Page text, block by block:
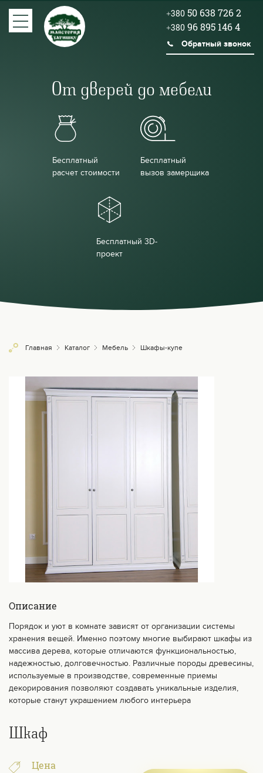
+380 50 638 726 2
+380 96 895 146 4
Обратный звонок
От дверей до мебели
Бесплатный
расчет стоимости
Бесплатный
вызов замерщика
Бесплатный 3D-
проект
Главная Каталог Мебель Шкафы-купе
Описание
Порядок и уют в комнате зависят от организации системы
хранения вещей. Именно поэтому многие выбирают шкафы из
массива дерева, которые отличаются функциональностью,
надежностью, долговечностью. Различные породы древесины,
используемые в производстве, современные приемы
декорирования позволяют создавать уникальные изделия,
которые станут украшением любого интерьера
Шкаф
Цена